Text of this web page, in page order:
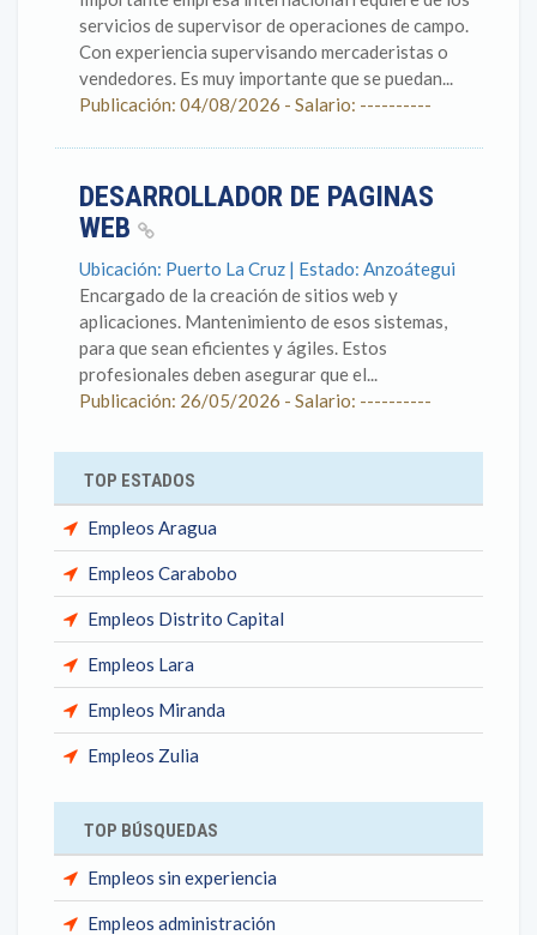
servicios de supervisor de operaciones de campo.
Con experiencia supervisando mercaderistas o
vendedores. Es muy importante que se puedan...
Publicación: 04/08/2026 - Salario: ----------
DESARROLLADOR DE PAGINAS
WEB
Ubicación: Puerto La Cruz | Estado: Anzoátegui
Encargado de la creación de sitios web y
aplicaciones. Mantenimiento de esos sistemas,
para que sean eficientes y ágiles. Estos
profesionales deben asegurar que el...
Publicación: 26/05/2026 - Salario: ----------
TOP ESTADOS
Empleos Aragua
Empleos Carabobo
Empleos Distrito Capital
Empleos Lara
Empleos Miranda
Empleos Zulia
TOP BÚSQUEDAS
Empleos sin experiencia
Empleos administración